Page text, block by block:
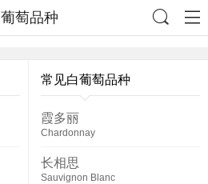
葡萄品种
常见白葡萄品种
霞多丽
Chardonnay
长相思
Sauvignon Blanc